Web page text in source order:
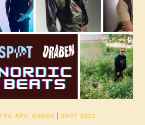
TIL APP, DANSK |SPOT 2022